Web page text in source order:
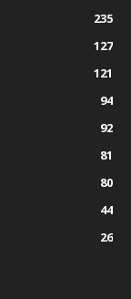
235
127
121
94
92
81
80
44
26